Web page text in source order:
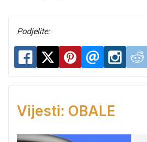
Podjelite:
Vijesti: OBALE